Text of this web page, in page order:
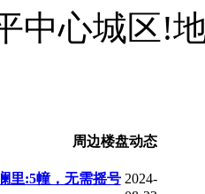
中心城区!
周边楼盘动态
里:5幢，无需摇号 2024-